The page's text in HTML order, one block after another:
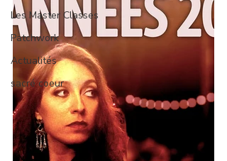
Les Master Classes
Patchwork
Actualités
sacré coeur